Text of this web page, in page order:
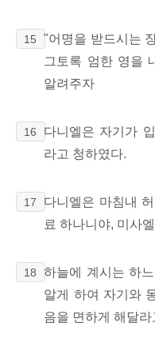
15
"어명을 받드시는
그토록 엄한 영을
알려주자
16
다니엘은 자기가
라고 청하였다.
17
다니엘은 마침내
료 하나니야, 미사
18
하늘에 계시는 하
알게 하여 자기와
음을 면하게 해달라